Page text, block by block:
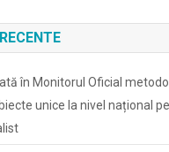
în Monitorul Oficial
unice la nivel național